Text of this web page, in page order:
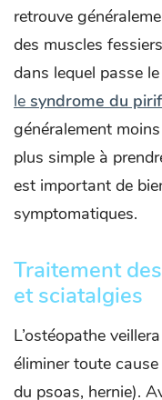
retrouve
des muscles
dans lequel passe
le syndrome du
généralement
plus simple à
est important de
symptomatiques.
Traitement
et sciatalgies
L’ostéopathe
éliminer toute
du psoas, hernie).